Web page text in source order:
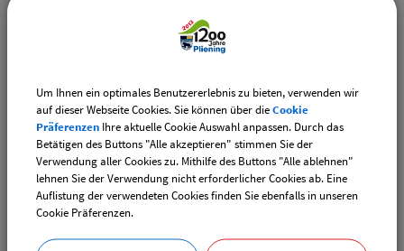
Gemeinde Pliening
Den gewählten Termin als VCS-Kalenderdatei
downloaden
Drucken
Um Ihnen ein optimales Benutzererlebnis zu bieten, verwenden wir
auf dieser Webseite Cookies. Sie können über dieCookie
Präferenzen Ihre aktuelle Cookie Auswahl anpassen. Durch das
Betätigen des Buttons "Alle akzeptieren" stimmen Sie der
Verwendung aller Cookies zu. Mithilfe des Buttons "Alle ablehnen"
lehnen Sie der Verwendung nicht erforderlicher Cookies ab. Eine
Auflistung der verwendeten Cookies finden Sie ebenfalls in unseren
Cookie Präferenzen.